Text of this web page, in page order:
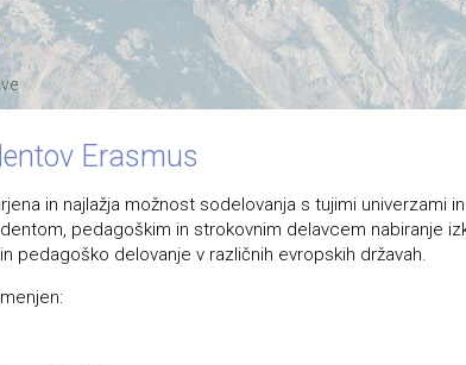
Erasmus
in najlažja možnost sodelovanja s tujimi univerzami
pedagoškim in strokovnim delavcem nabiranje
pedagoško delovanje v različnih evropskih državah.